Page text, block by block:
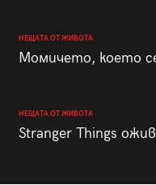
НЕЩАТА ОТ ЖИВОТА
Момичето, което
НЕЩАТА ОТ ЖИВОТА
Stranger Things